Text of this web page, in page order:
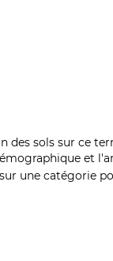
des sols sur ce
et
une catégorie